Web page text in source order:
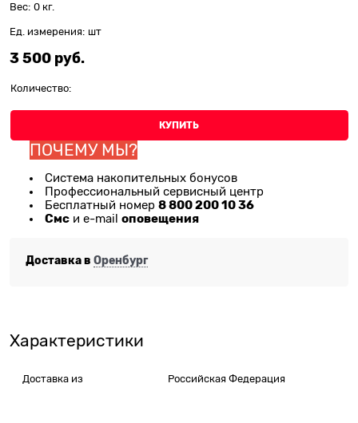
Вес: 0 кг.
Ед. измерения: шт
3 500 руб.
Количество:
КУПИТЬ
ПОЧЕМУ МЫ?
Система накопительных бонусов
Профессиональный сервисный центр
Бесплатный номер 8 800 200 10 36
Смс и e-mail оповещения
Доставка в Оренбург
Характеристики
Доставка из Российская Федерация